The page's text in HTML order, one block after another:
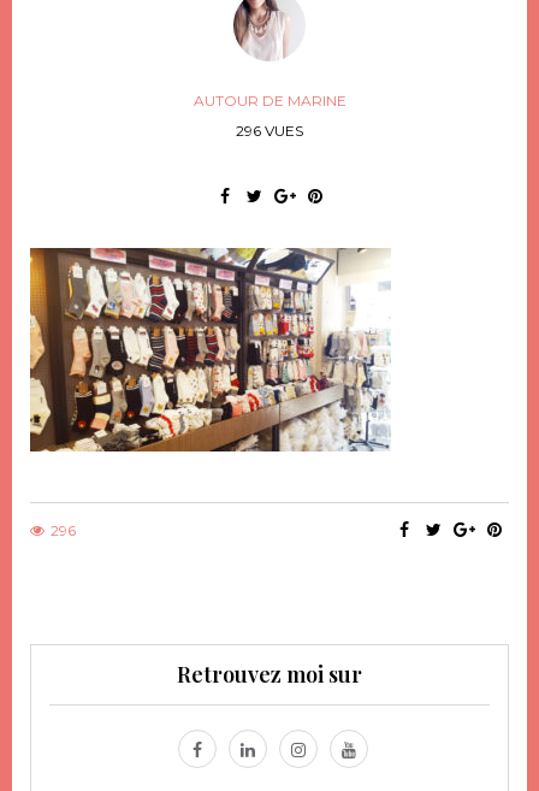
AUTOUR DE MARINE
296 VUES
296
Retrouvez moi sur